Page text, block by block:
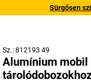
Sürgősen
Sz.: 812193 49
Alumínium